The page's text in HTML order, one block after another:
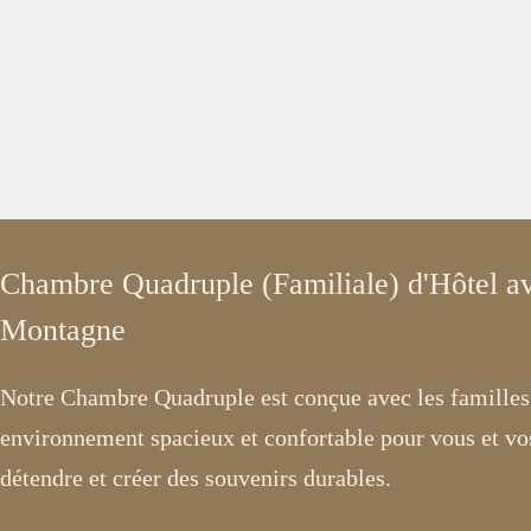
Chambre Quadruple (Familiale) d'Hôtel
Montagne
Notre Chambre Quadruple est conçue avec les
environnement spacieux et confortable pour vous et
détendre et créer des souvenirs durables.